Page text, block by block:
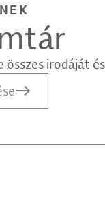
összes irodáját